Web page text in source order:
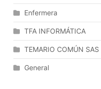
Enfermera
TFA INFORMÁTICA
TEMARIO COMÚN SAS
General